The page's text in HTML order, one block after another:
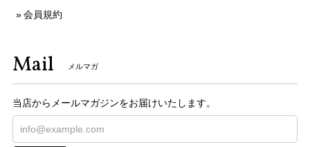
会員規約
Mail メルマガ
当店からメールマガジンをお届けいたします。